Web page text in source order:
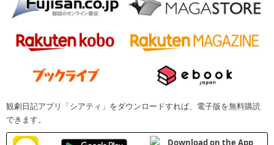
観劇日記アプリ「シアティ」をダウンロードすれば、電子版を無料購読
できます。